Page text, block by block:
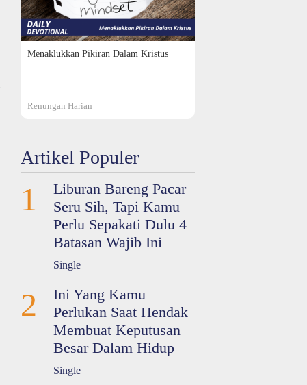
Menaklukkan Pikiran Dalam Kristus
Renungan Harian
Artikel Populer
1
Liburan Bareng Pacar
Seru Sih, Tapi Kamu
Perlu Sepakati Dulu 4
Batasan Wajib Ini
Single
2
Ini Yang Kamu
Perlukan Saat Hendak
Membuat Keputusan
Besar Dalam Hidup
Single